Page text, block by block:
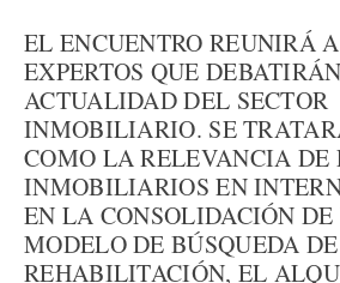
EL ENCUENTRO REUNIRÁ
EXPERTOS QUE
ACTUALIDAD DEL SECTOR
INMOBILIARIO. SE
COMO LA RELEVANCIA DE
INMOBILIARIOS EN
EN LA CONSOLIDACIÓN
MODELO DE BÚSQUEDA
REHABILITACIÓN, EL